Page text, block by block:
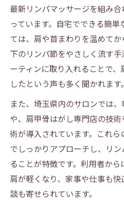
最新リンパマッサージを組み
っています。自宅でできる簡
ては、肩や首まわりを温めて
下のリンパ節をやさしく流す
ーティンに取り入れることで
したという声も多く聞かれます。
また、埼玉県内のサロンでは
や、肩甲骨はがし専門店の技
術が導入されています。これ
でしっかりアプローチし、リ
ることが特徴です。利用者か
肩が軽くなり、家事や仕事も
談も寄せられています。